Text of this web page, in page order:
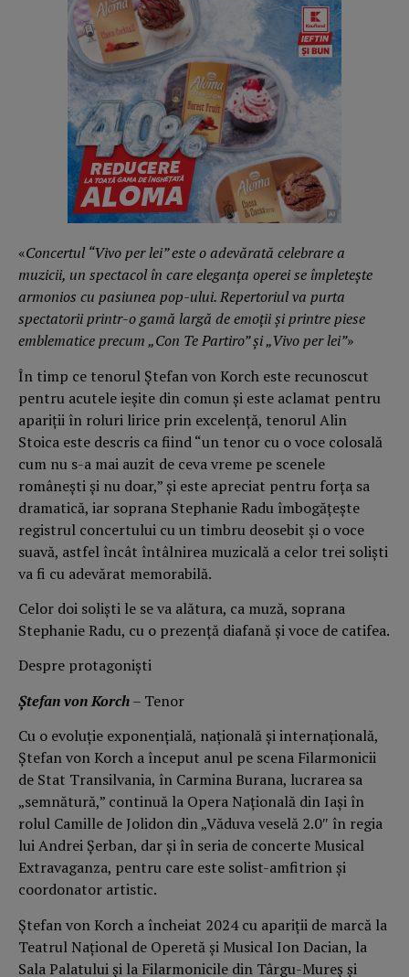
«Concertul “Vivo per lei” este o adevărată celebrare a
muzicii, un spectacol în care eleganța operei se împleteşte
armonios cu pasiunea pop-ului. Repertoriul va purta
spectatorii printr-o gamă largă de emoții şi printre piese
emblematice precum „Con Te Partiro” și „Vivo per lei”»
În timp ce tenorul Ştefan von Korch este recunoscut
pentru acutele ieşite din comun şi este aclamat pentru
apariţii în roluri lirice prin excelenţă, tenorul Alin
Stoica este descris ca fiind “un tenor cu o voce colosală
cum nu s-a mai auzit de ceva vreme pe scenele
românești și nu doar,” şi este apreciat pentru forţa sa
dramatică, iar soprana Stephanie Radu îmbogăţeşte
registrul concertului cu un timbru deosebit şi o voce
suavă, astfel încât întâlnirea muzicală a celor trei solişti
va fi cu adevărat memorabilă.
Celor doi solişti le se va alătura, ca muză, soprana
Stephanie Radu, cu o prezenţă diafană şi voce de catifea.
Despre protagonişti
Ştefan von Korch– Tenor
Cu o evoluţie exponențială, națională şi internaţională,
Ştefan von Korch a început anul pe scena Filarmonicii
de Stat Transilvania, în Carmina Burana, lucrarea sa
„semnătură,” continuă la Opera Naţională din Iaşi în
rolul Camille de Jolidon din „Văduva veselă 2.0″ în regia
lui Andrei Şerban, dar şi în seria de concerte Musical
Extravaganza, pentru care este solist-amfitrion şi
coordonator artistic.
Ştefan von Korch a încheiat 2024 cu apariţii de marcă la
Teatrul Naţional de Operetă şi Musical Ion Dacian, la
Sala Palatului şi la Filarmonicile din Târgu-Mureş şi